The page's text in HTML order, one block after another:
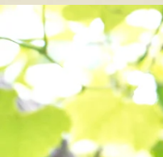
が、社内でも
いただけるぶ
と、一念発起
を超えるぶど
素材を使った